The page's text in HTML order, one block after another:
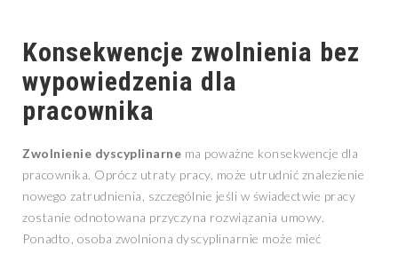
Konsekwencje zwolnienia bez
wypowiedzenia dla
pracownika
Zwolnienie dyscyplinarne ma poważne konsekwencje dla
pracownika. Oprócz utraty pracy, może utrudnić znalezienie
nowego zatrudnienia, szczególnie jeśli w świadectwie pracy
zostanie odnotowana przyczyna rozwiązania umowy.
Ponadto, osoba zwolniona dyscyplinarnie może mieć